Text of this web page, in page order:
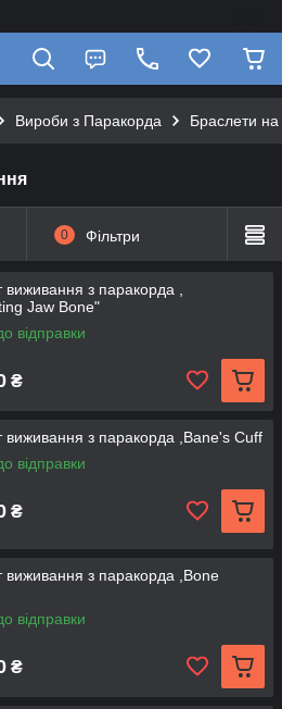
Вироби з Паракорда Браслети
0 Фільтри
виживання з паракорда ,
Jaw Bone"
відправки
₴
виживання з паракорда ,Bane's Cuff
відправки
₴
виживання з паракорда ,Bone
відправки
₴